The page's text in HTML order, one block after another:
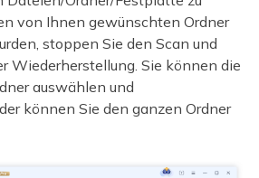
von Ihnen gewünschten Ordner
stoppen Sie den Scan und
Wiederherstellung. Sie können die
auswählen und
können Sie den ganzen Ordner